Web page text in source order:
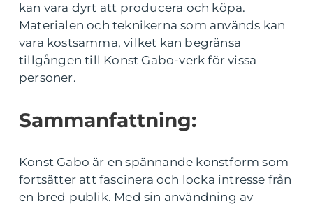
kan vara dyrt att producera och köpa.
Materialen och teknikerna som används kan
vara kostsamma, vilket kan begränsa
tillgången till Konst Gabo-verk för vissa
personer.
Sammanfattning:
Konst Gabo är en spännande konstform som
fortsätter att fascinera och locka intresse från
en bred publik. Med sin användning av